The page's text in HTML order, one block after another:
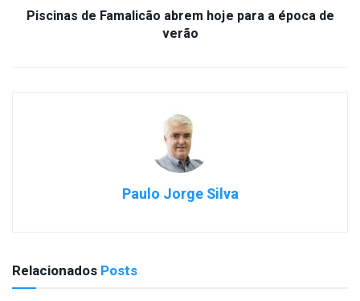
Piscinas de Famalicão abrem hoje para a época de
verão
Paulo Jorge Silva
Relacionados Posts